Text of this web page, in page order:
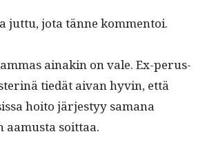
jut­tu, jota tänne kommentoi.
ainakin on vale. Ex-perus­
tiedät aivan hyvin, että
hoito järjestyy samana
aamus­ta soittaa.